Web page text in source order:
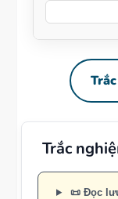
Trắc
📜 Đọc